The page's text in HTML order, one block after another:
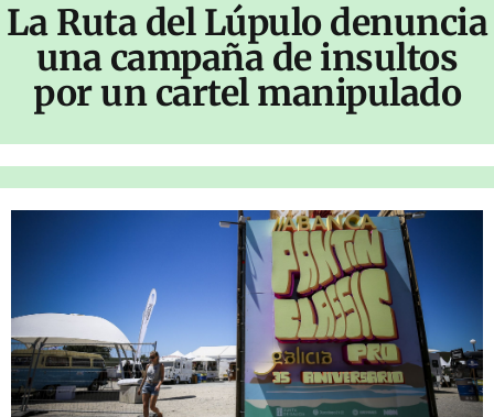
La Ruta del Lúpulo denuncia
una campaña de insultos
por un cartel manipulado